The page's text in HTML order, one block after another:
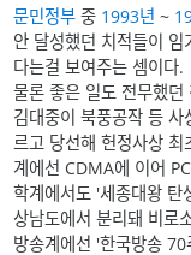
문민정부 중 1993년 ~
안 달성했던 치적들이
다는걸 보여주는 셈이다.
물론 좋은 일도 전무했
김대중이 북풍공작 등
르고 당선해 헌정사상
계에선 CDMA에 이어
학계에서도 '세종대왕
상남도에서 분리돼 비로
방송계에선 '한국방송